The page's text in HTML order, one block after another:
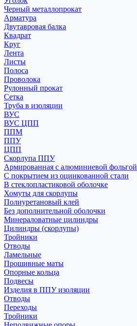
Черный металлопрокат
Арматура
Двутавровая балка
Квадрат
Круг
Лента
Листы
Полоса
Проволока
Рулонный прокат
Сетка
Труба в изоляции
ВУС
ВУС ЦПП
ППМ
ППУ
ЦПП
Скорлупа ППУ
Армированная с алюминиевой фольгой
С покрытием из оцинкованной стали
В стеклопластиковой оболочке
Хомуты для скорлупы
Полиуретановый клей
Без дополнительной оболочки
Минераловатные цилиндры
Цилиндры (скорлупы)
Тройники
Отводы
Ламельные
Прошивные маты
Опорные кольца
Подвесы
Изделия в ППУ изоляции
Отводы
Переходы
Тройники